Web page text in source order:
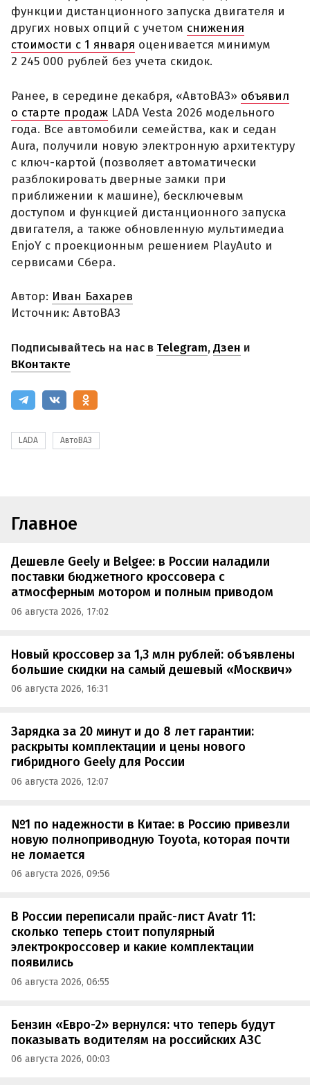
функции дистанционного запуска двигателя и
других новых опций с учетом снижения
стоимости с 1 января оценивается минимум
2 245 000 рублей без учета скидок.
Ранее, в середине декабря, «АвтоВАЗ» объявил
о старте продаж LADA Vesta 2026 модельного
года. Все автомобили семейства, как и седан
Aura, получили новую электронную архитектуру
с ключ-картой (позволяет автоматически
разблокировать дверные замки при
приближении к машине), бесключевым
доступом и функцией дистанционного запуска
двигателя, а также обновленную мультимедиа
EnjoY с проекционным решением PlayAuto и
сервисами Сбера.
Автор: Иван Бахарев
Источник: АвтоВАЗ
Подписывайтесь на нас в Telegram,Дзен и
ВКонтакте
LADA АвтоВАЗ
Главное
Дешевле Geely и Belgee: в России наладили
поставки бюджетного кроссовера с
атмосферным мотором и полным приводом
06 августа 2026, 17:02
Новый кроссовер за 1,3 млн рублей: объявлены
большие скидки на самый дешевый «Москвич»
06 августа 2026, 16:31
Зарядка за 20 минут и до 8 лет гарантии:
раскрыты комплектации и цены нового
гибридного Geely для России
06 августа 2026, 12:07
№1 по надежности в Китае: в Россию привезли
новую полноприводную Toyota, которая почти
не ломается
06 августа 2026, 09:56
В России переписали прайс-лист Avatr 11:
сколько теперь стоит популярный
электрокроссовер и какие комплектации
появились
06 августа 2026, 06:55
Бензин «Евро-2» вернулся: что теперь будут
показывать водителям на российских АЗС
06 августа 2026, 00:03